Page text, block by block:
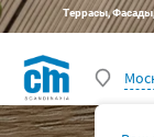
Террасы,